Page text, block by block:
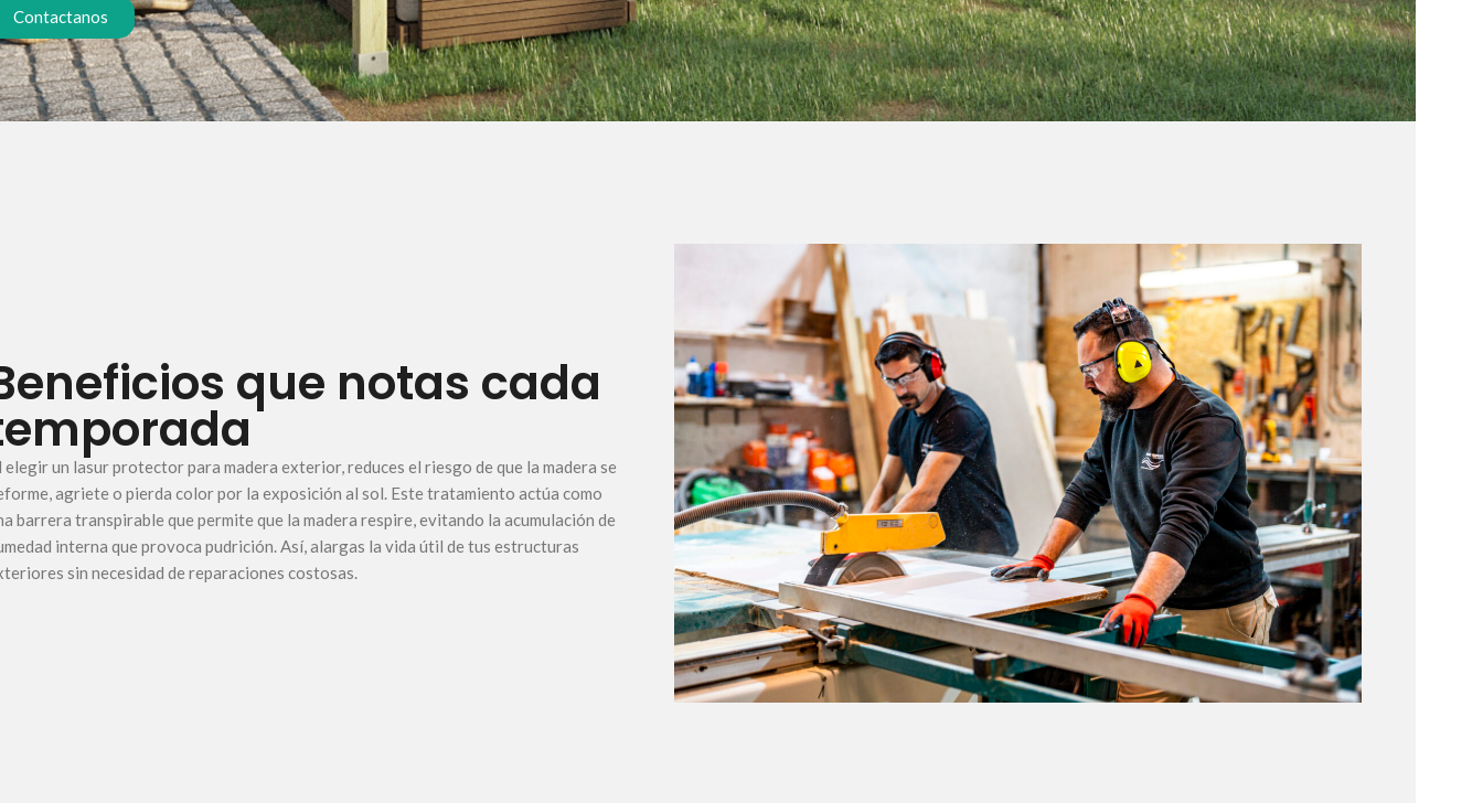
Contactanos
que notas cada
elegir un lasur protector para madera exterior, reduces el riesgo de que la madera se
agriete o pierda color por la exposición al sol. Este tratamiento actúa como
barrera transpirable que permite que la madera respire, evitando la acumulación de
interna que provoca pudrición. Así, alargas la vida útil de tus estructuras
sin necesidad de reparaciones costosas.